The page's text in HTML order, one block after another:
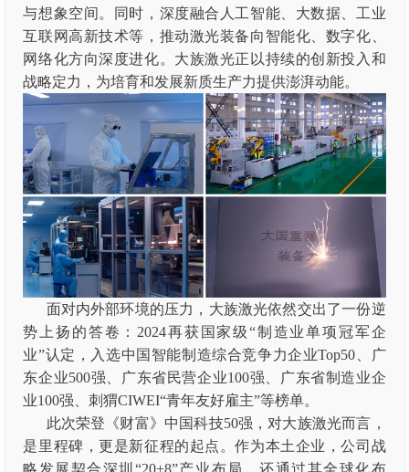
与想象空间。同时，深度融合人工智能、大数据、工业
互联网高新技术等，推动激光装备向智能化、数字化、
网络化方向深度进化。大族激光正以持续的创新投入和
战略定力，为培育和发展新质生产力提供澎湃动能。
面对内外部环境的压力，大族激光依然交出了一份逆
势上扬的答卷：2024再获国家级“制造业单项冠军企
业”认定，入选中国智能制造综合竞争力企业Top50、广
东企业500强、广东省民营企业100强、广东省制造业企
业100强、刺猬CIWEI“青年友好雇主”等榜单。
此次荣登《财富》中国科技50强，对大族激光而言，
是里程碑，更是新征程的起点。作为本土企业，公司战